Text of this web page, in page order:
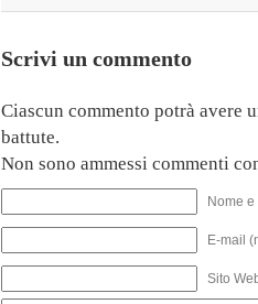
Scrivi un commento
Ciascun commento potrà avere
battute.
Non sono ammessi commenti
Nome
E-mail
Sito